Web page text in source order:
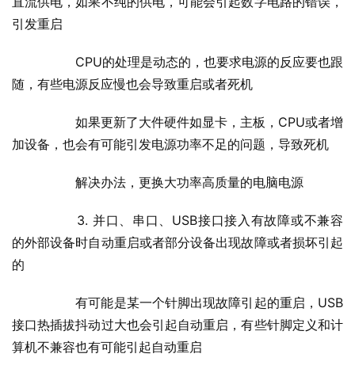
引发重启
随，有些电源反应慢也会导致重启或者死机
加设备，也会有可能引发电源功率不足的问题，导致死机
  	解决办法，更换大功率高质量的电脑电源
的外部设备时自动重启或者部分设备出现故障或者损坏引起
的
接口热插拔抖动过大也会引起自动重启，有些针脚定义和计
算机不兼容也有可能引起自动重启